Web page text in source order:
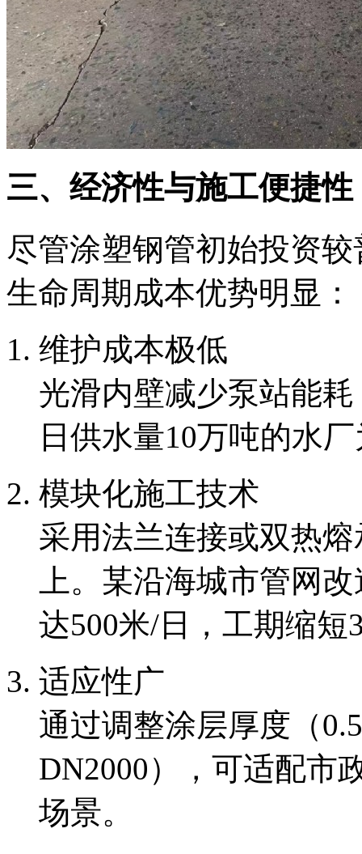
三、经济性与施工便捷
尽管涂塑钢管初始投资
生命周期成本优势明显：
维护成本极低
光滑内壁减少泵站能
日供水量10万吨的水
模块化施工技术
采用法兰连接或双热
上。某沿海城市管网
达500米/日，工期缩短
适应性广
通过调整涂层厚度（
DN2000），可适配市
场景。